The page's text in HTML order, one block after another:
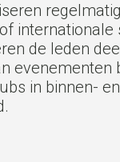
internationale
de leden
evenementen
in binnen- en